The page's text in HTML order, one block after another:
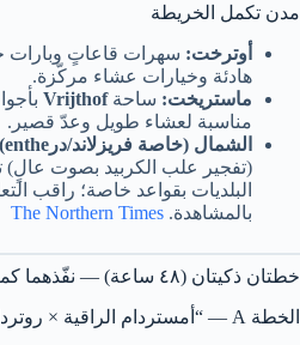
مدن تكمل الخريطة
أوترخت: سهرات قاعاتٍ وبارات
هادئة وخيارات عشاء مركّزة.
ماستريخت: ساحةVrijthof
مناسبة لعشاء طويل وعدّ قصير.
الشمال (خاصة فريزلاند/درenthe):
(تفجير علب الكربيد بصوت عالٍ)
البلديات بقواعد خاصة؛ راقب
بالمشاهدة. The Northern Times
خطتان ذكيتان (٤٨ ساعة) — نفّذهما كما هي أو عدّل
الخطة A — “أمستردام الراقية × روتردام الاستعراضية”